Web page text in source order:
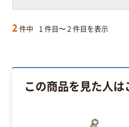
2 件中 1 件目〜 2 件目を表示
この商品を見た人